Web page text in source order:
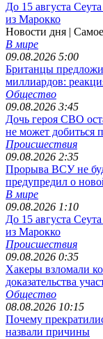
До 15 августа
из Марокко
Новости дня |
В мире
09.08.2026 5:00
Британцы
миллиардов:
Общество
09.08.2026 3:45
Дочь героя СВО
не может добиться
Происшествия
09.08.2026 2:35
Прорыва ВСУ не
предупредил о
В мире
09.08.2026 1:10
До 15 августа
из Марокко
Происшествия
09.08.2026 0:35
Хакеры взломали
доказательства
Общество
08.08.2026 10:15
Почему
назвали причины